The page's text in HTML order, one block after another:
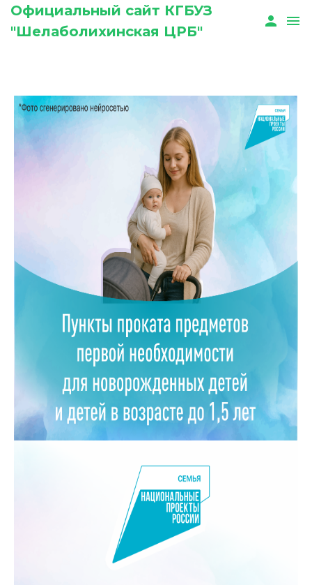
Официальный сайт КГБУЗ
"Шелаболихинская ЦРБ"
person menu